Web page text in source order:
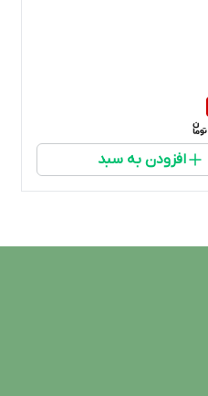
افزودن به سبد